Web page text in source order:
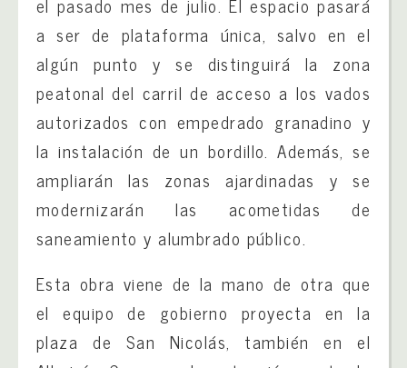
a ser de plataforma única, salvo en el
algún punto y se distinguirá la zona
peatonal del carril de acceso a los vados
autorizados con empedrado granadino y
la instalación de un bordillo. Además, se
ampliarán las zonas ajardinadas y se
modernizarán las acometidas de
saneamiento y alumbrado público.
Esta obra viene de la mano de otra que
el equipo de gobierno proyecta en la
plaza de San Nicolás, también en el